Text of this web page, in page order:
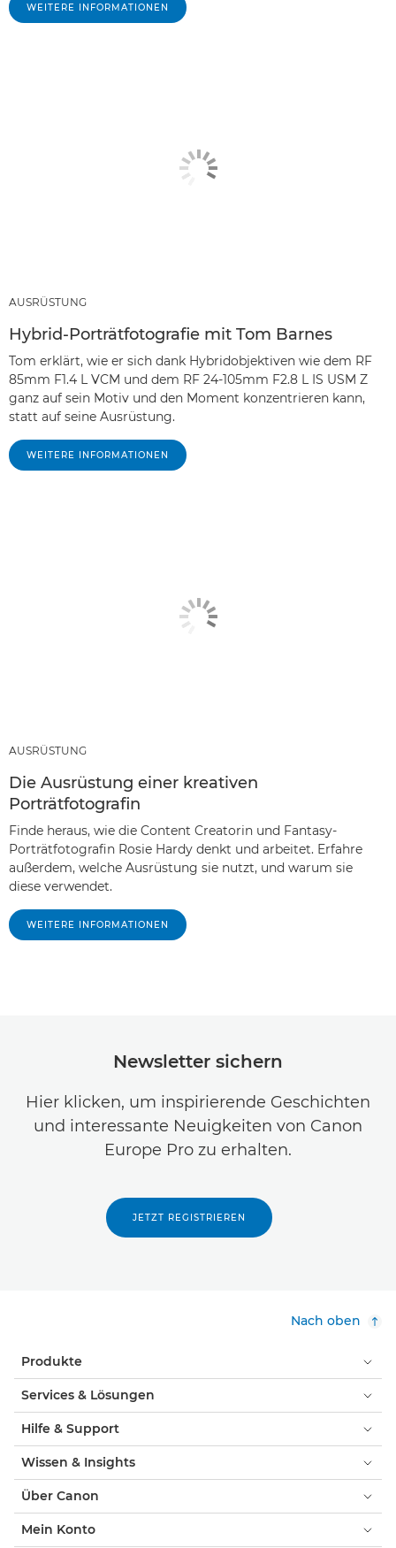
WEITERE INFORMATIONEN
AUSRÜSTUNG
Hybrid-Porträtfotografie mit Tom Barnes
Tom erklärt, wie er sich dank Hybridobjektiven wie dem RF
85mm F1.4 L VCM und dem RF 24-105mm F2.8 L IS USM Z
ganz auf sein Motiv und den Moment konzentrieren kann,
statt auf seine Ausrüstung.
WEITERE INFORMATIONEN
AUSRÜSTUNG
Die Ausrüstung einer kreativen
Porträtfotografin
Finde heraus, wie die Content Creatorin und Fantasy-
Porträtfotografin Rosie Hardy denkt und arbeitet. Erfahre
außerdem, welche Ausrüstung sie nutzt, und warum sie
diese verwendet.
WEITERE INFORMATIONEN
Newsletter sichern
Hier klicken, um inspirierende Geschichten
und interessante Neuigkeiten von Canon
Europe Pro zu erhalten.
JETZT REGISTRIEREN
Nach oben
Produkte
Services & Lösungen
Hilfe & Support
Wissen & Insights
Über Canon
Mein Konto